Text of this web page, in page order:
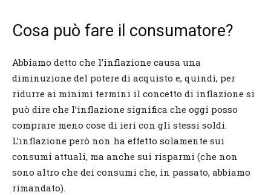
Cosa può fare il consumatore?
Abbiamo detto che l’inflazione causa una
diminuzione del potere di acquisto e, quindi, per
ridurre ai minimi termini il concetto di inflazione si
può dire che l’inflazione significa che oggi posso
comprare meno cose di ieri con gli stessi soldi.
L’inflazione però non ha effetto solamente sui
consumi attuali, ma anche sui risparmi (che non
sono altro che dei consumi che, in passato, abbiamo
rimandato).